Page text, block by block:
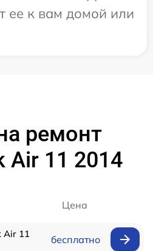
ее к вам домой или
ремонт
Air 11 2014
Цена
Air 11
бесплатно